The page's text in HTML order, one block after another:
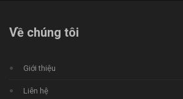
Về chúng tôi
Giới thiệu
Liên hệ